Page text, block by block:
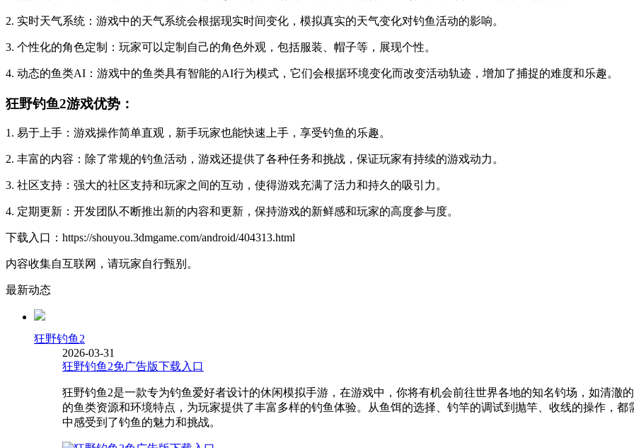
2. 实时天气系统：游戏中的天气系统会根据现实时间变化，模拟真实的天气变化对钓鱼活动的影响。
3. 个性化的角色定制：玩家可以定制自己的角色外观，包括服装、帽子等，展现个性。
4. 动态的鱼类AI：游戏中的鱼类具有智能的AI行为模式，它们会根据环境变化而改变活动轨迹，增加了捕捉的难度和乐趣。
狂野钓鱼2游戏优势：
1. 易于上手：游戏操作简单直观，新手玩家也能快速上手，享受钓鱼的乐趣。
2. 丰富的内容：除了常规的钓鱼活动，游戏还提供了各种任务和挑战，保证玩家有持续的游戏动力。
3. 社区支持：强大的社区支持和玩家之间的互动，使得游戏充满了活力和持久的吸引力。
4. 定期更新：开发团队不断推出新的内容和更新，保持游戏的新鲜感和玩家的高度参与度。
下载入口：https://shouyou.3dmgame.com/android/404313.html
内容收集自互联网，请玩家自行甄别。
最新动态
狂野钓鱼2
2026-03-31
狂野钓鱼2免广告版下载入口
狂野钓鱼2是一款专为钓鱼爱好者设计的休闲模拟手游，在游戏中，你将有机会前往世界各地的知名钓场，如清澈
的鱼类资源和环境特点，为玩家提供了丰富多样的钓鱼体验。从鱼饵的选择、钓竿的调试到抛竿、收线的操作，
中感受到了钓鱼的魅力和挑战。